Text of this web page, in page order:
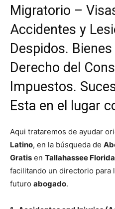
Migratorio –
Accidentes y
Despidos.
Derecho del
Impuestos.
Esta en el lugar
Aqui trataremos de ayudar
Latino, en la búsqueda de
Gratis en Tallahassee Florida
facilitando un directorio para
futuro abogado.